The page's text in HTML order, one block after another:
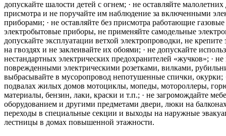
допускайте шалости детей с огнем; · не оставляйте малолетних
присмотра и не поручайте им наблюдение за включенными
приборами; · не оставляйте без присмотра работающие
электробытовые приборы, не применяйте самодельные
допускайте эксплуатации ветхой электропроводки, не крепите
на гвоздях и не заклеивайте их обоями; · не допускайте
нестандартных электрических предохранителей «жучков»; · не
поврежденными электрическими розетками, вилками,
выбрасывайте в мусоропровод непотушенные спички, окурки;
подвалах жилых домов мотоциклы, мопеды, мотороллеры,
материалы, бензин, лаки, краски и т.п.; · не загромождайте
оборудованием и другими предметами двери, люки на
переходы в специальные секции и выходы на наружные
лестницы в домах повышенной этажности.